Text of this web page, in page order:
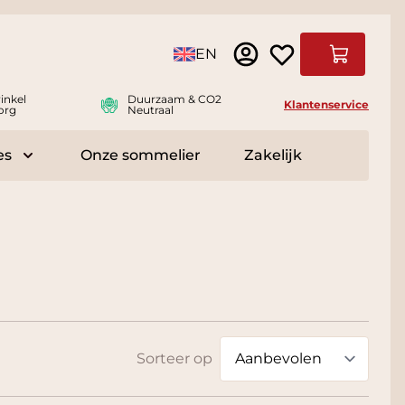
Taal EN
Duurzaam & CO2
Neutraal
Klantenservice
Delicatessen
Toggle submenu for Accessoires
Onze sommelier Zakelijk
Sorteer op